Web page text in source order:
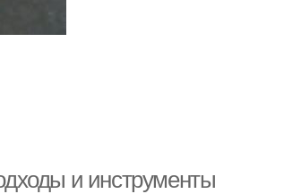
и инструменты